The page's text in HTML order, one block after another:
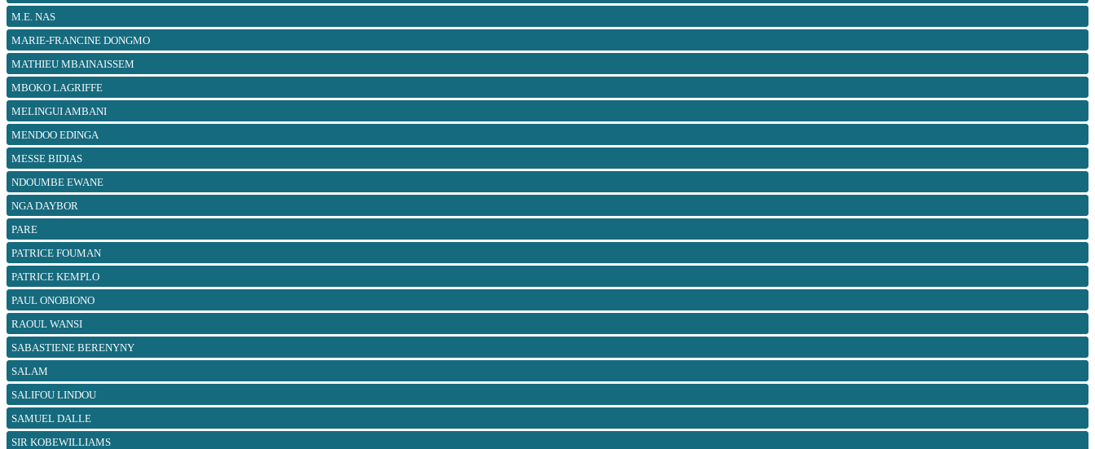
M.E. NAS
MARIE-FRANCINE DONGMO
MATHIEU MBAINAISSEM
MBOKO LAGRIFFE
MELINGUI AMBANI
MENDOO EDINGA
MESSE BIDIAS
NDOUMBE EWANE
NGA DAYBOR
PARE
PATRICE FOUMAN
PATRICE KEMPLO
PAUL ONOBIONO
RAOUL WANSI
SABASTIENE BERENYNY
SALAM
SALIFOU LINDOU
SAMUEL DALLE
SIR KOBEWILLIAMS